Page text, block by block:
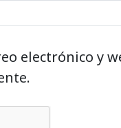
electrónico y